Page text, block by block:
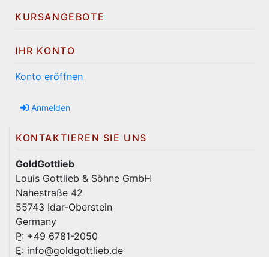
KURSANGEBOTE
IHR KONTO
Konto eröffnen
Anmelden
KONTAKTIEREN SIE UNS
GoldGottlieb
Louis Gottlieb & Söhne GmbH
Nahestraße 42
55743 Idar-Oberstein
Germany
P: +49 6781-2050
E: info@goldgottlieb.de